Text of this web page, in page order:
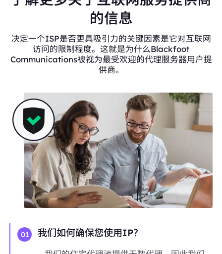
的信息
决定一个ISP是否更具吸引力的关键因素是它对互联网
访问的限制程度。这就是为什么Blackfoot
Communications被视为最受欢迎的代理服务器用户提
供商。
01 我们如何确保您使用IP？